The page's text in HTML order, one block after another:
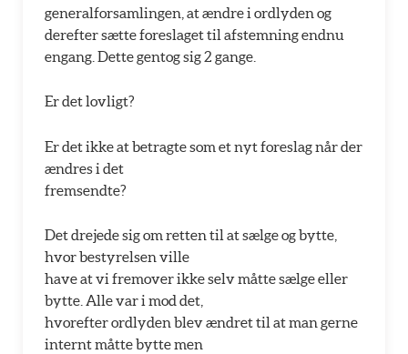
generalforsamlingen, at ændre i ordlyden og
derefter sætte foreslaget til afstemning endnu
engang. Dette gentog sig 2 gange.
Er det lovligt?
Er det ikke at betragte som et nyt foreslag når der
ændres i det
fremsendte?
Det drejede sig om retten til at sælge og bytte,
hvor bestyrelsen ville
have at vi fremover ikke selv måtte sælge eller
bytte. Alle var i mod det,
hvorefter ordlyden blev ændret til at man gerne
internt måtte bytte men